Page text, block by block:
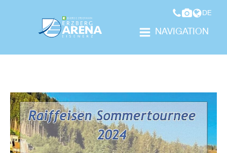
DE
NAVIGATION